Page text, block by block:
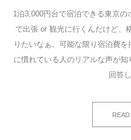
1泊3,000円台で宿泊できる東京
で出張 or 観光に行くんだけど、
りたいなぁ。可能な限り宿泊費
に慣れている人のリアルな声が
回答